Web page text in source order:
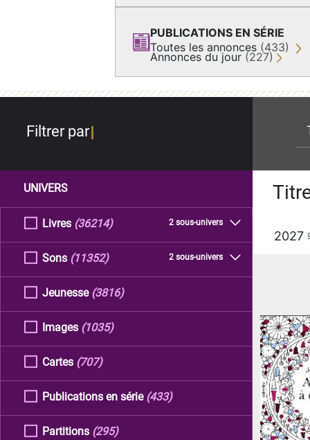
PUBLICATIONS EN SÉRIE
Toutes les annonces (433)
Annonces du jour (227)
Filtrer par
UNIVERS
Livres 2 sous-univers
(36214)
Sons 2 sous-univers
(11352)
Jeunesse (3816)
Images (1035)
Cartes (707)
Publications en série (433)
Partitions (295)
2027